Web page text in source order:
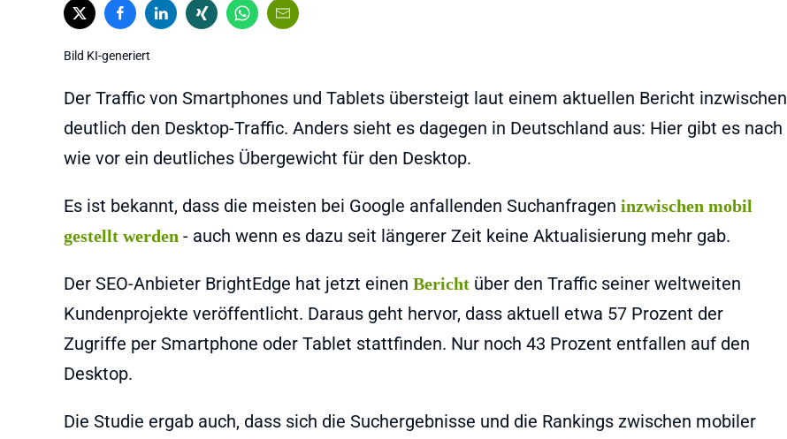
Bild KI-generiert
Der Traffic von Smartphones und Tablets übersteigt laut einem aktuellen Bericht inzwischen
deutlich den Desktop-Traffic. Anders sieht es dagegen in Deutschland aus: Hier gibt es nach
wie vor ein deutliches Übergewicht für den Desktop.
Es ist bekannt, dass die meisten bei Google anfallenden Suchanfragen inzwischen mobil
gestellt werden - auch wenn es dazu seit längerer Zeit keine Aktualisierung mehr gab.
Der SEO-Anbieter BrightEdge hat jetzt einen Bericht über den Traffic seiner weltweiten
Kundenprojekte veröffentlicht. Daraus geht hervor, dass aktuell etwa 57 Prozent der
Zugriffe per Smartphone oder Tablet stattfinden. Nur noch 43 Prozent entfallen auf den
Desktop.
Die Studie ergab auch, dass sich die Suchergebnisse und die Rankings zwischen mobiler